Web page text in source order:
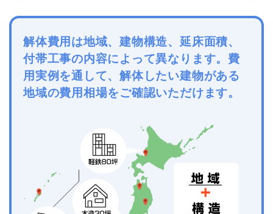
解体費用は地域、建物構造、延床面積、
付帯工事の内容によって異なります。費
用実例を通して、解体したい建物がある
地域の費用相場をご確認いただけます。